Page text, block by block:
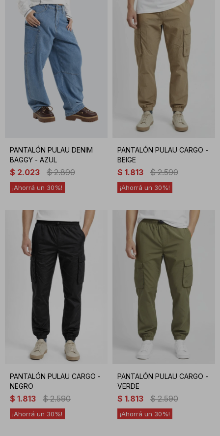
PANTALÓN PULAU DENIM
BAGGY - AZUL
$ 2.023 $ 2.890
30
PANTALÓN PULAU CARGO -
BEIGE
$ 1.813 $ 2.590
30
PANTALÓN PULAU CARGO -
NEGRO
$ 1.813 $ 2.590
30
PANTALÓN PULAU CARGO -
VERDE
$ 1.813 $ 2.590
30